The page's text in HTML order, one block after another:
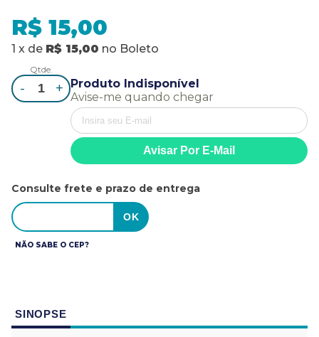
R$ 15,00
1 x de R$ 15,00 no Boleto
Qtde.
- +
Produto Indisponível
Avise-me quando chegar
Consulte frete e prazo de entrega
NÃO SABE O CEP?
SINOPSE